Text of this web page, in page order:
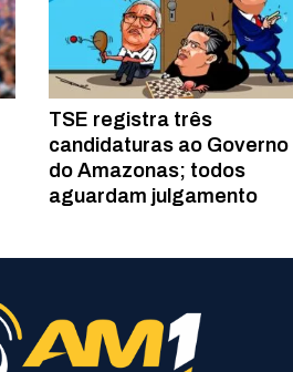
TSE registra três
candidaturas ao Governo
do Amazonas; todos
aguardam julgamento